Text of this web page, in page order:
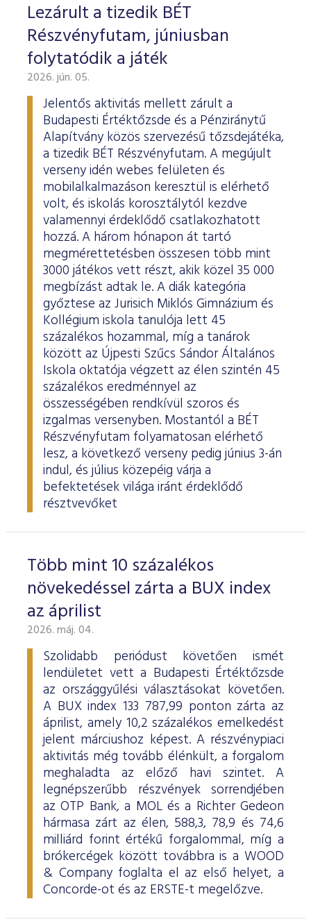
Lezárult a tizedik BÉT
Részvényfutam, júniusban
folytatódik a játék
2026. jún. 05.
Jelentős aktivitás mellett zárult a
Budapesti Értéktőzsde és a Pénziránytű
Alapítvány közös szervezésű tőzsdejátéka,
a tizedik BÉT Részvényfutam. A megújult
verseny idén webes felületen és
mobilalkalmazáson keresztül is elérhető
volt, és iskolás korosztálytól kezdve
valamennyi érdeklődő csatlakozhatott
hozzá. A három hónapon át tartó
megmérettetésben összesen több mint
3000 játékos vett részt, akik közel 35 000
megbízást adtak le. A diák kategória
győztese az Jurisich Miklós Gimnázium és
Kollégium iskola tanulója lett 45
százalékos hozammal, míg a tanárok
között az Újpesti Szűcs Sándor Általános
Iskola oktatója végzett az élen szintén 45
százalékos eredménnyel az
összességében rendkívül szoros és
izgalmas versenyben. Mostantól a BÉT
Részvényfutam folyamatosan elérhető
lesz, a következő verseny pedig június 3-án
indul, és július közepéig várja a
befektetések világa iránt érdeklődő
résztvevőket
Több mint 10 százalékos
növekedéssel zárta a BUX index
az áprilist
2026. máj. 04.
Szolidabb periódust követően ismét
lendületet vett a Budapesti Értéktőzsde
az országgyűlési választásokat követően.
A BUX index 133 787,99 ponton zárta az
áprilist, amely 10,2 százalékos emelkedést
jelent márciushoz képest. A részvénypiaci
aktivitás még tovább élénkült, a forgalom
meghaladta az előző havi szintet. A
legnépszerűbb részvények sorrendjében
az OTP Bank, a MOL és a Richter Gedeon
hármasa zárt az élen, 588,3, 78,9 és 74,6
milliárd forint értékű forgalommal, míg a
brókercégek között továbbra is a WOOD
& Company foglalta el az első helyet, a
Concorde-ot és az ERSTE-t megelőzve.